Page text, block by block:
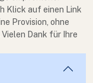
Klick auf einen Link
Provision, ohne
Dank für Ihre